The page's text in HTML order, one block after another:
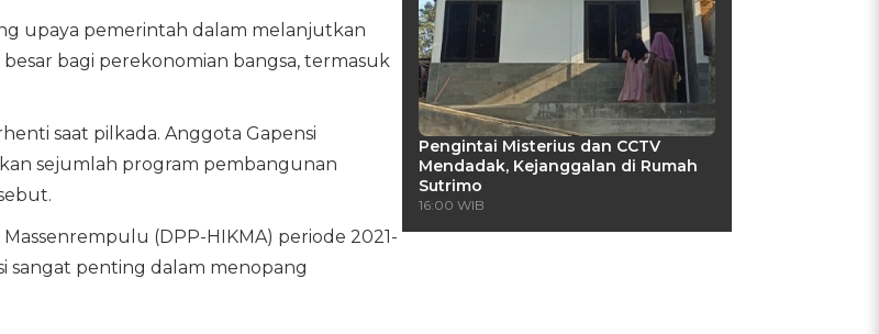
upaya pemerintah dalam melanjutkan
bagi perekonomian bangsa, termasuk
saat pilkada. Anggota Gapensi
sejumlah program pembangunan
(DPP-HIKMA) periode 2021-
sangat penting dalam menopang
Pengintai Misterius dan CCTV
Mendadak, Kejanggalan di Rumah
Sutrimo
16:00 WIB